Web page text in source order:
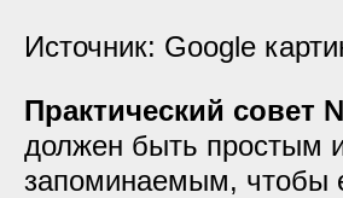
Источник: Google
Практический совет
должен быть простым
запоминаемым, чтобы